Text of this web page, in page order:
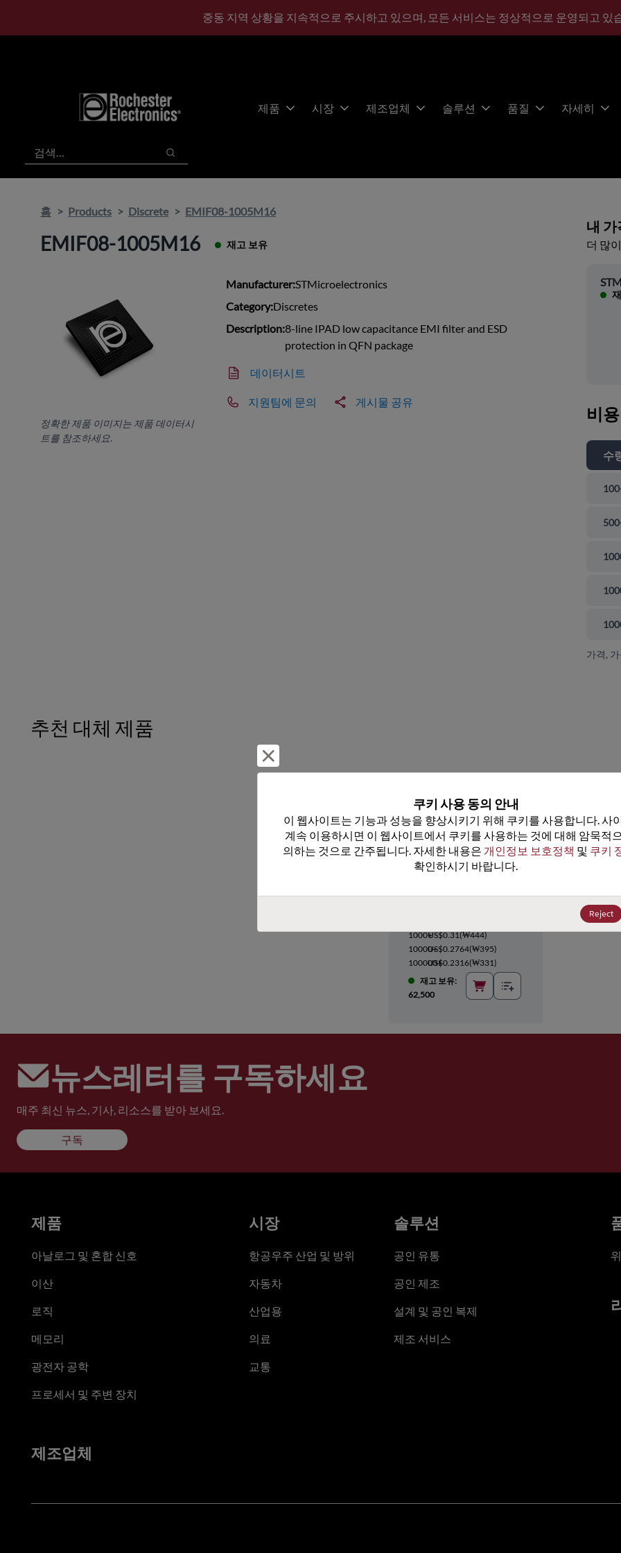
중동 지역 상황을 지속적으로 주시하고 있으며, 모든 서비스는 정상적으로 운영되고 있
제품 시장 제조업체 솔루션 품질 자세히
검색
검색
홈 Products Discrete EMIF08-1005M16
EMIF08-1005M16 재고 보유
정확한 제품 이미지는 제품 데이터시
트를 참조하세요.
Manufacturer:STMicroelectronics
Category:Discretes
Description:8-line IPAD low capacitance EMI filter and ESD
protection in QFN package
데이터시트
지원팀에 문의 게시물 공유
내 가
더 많
비용
수
가격,
추천 대체 제품
NUF8001MUT2G
1000+US$0.31(₩444)
10000+US$0.2764(₩395)
100000+US$0.2316(₩331)
재고 보유:
62,500
뉴스레터를 구독하세요
매주 최신 뉴스, 기사, 리소스를 받아 보세요.
구독
쿠키 사용 동의 안내
이 웹사이트는 기능과 성능을 향상시키기 위해 쿠키를 사용합니다. 사
계속 이용하시면 이 웹사이트에서 쿠키를 사용하는 것에 대해 암묵적
의하는 것으로 간주됩니다. 자세한 내용은 개인정보 보호정책 및 쿠키
확인하시기 바랍니다.
Reject
제품
아날로그 및 혼합 신호
이산
로직
메모리
광전자 공학
프로세서 및 주변 장치
시장
항공우주 산업 및 방위
자동차
산업용
의료
교통
솔루션
공인 유통
공인 제조
설계 및 공인 복제
제조 서비스
제조업체